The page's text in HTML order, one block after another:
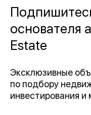
основателя
Estate
Эксклюзивные
по подбору
инвестирования